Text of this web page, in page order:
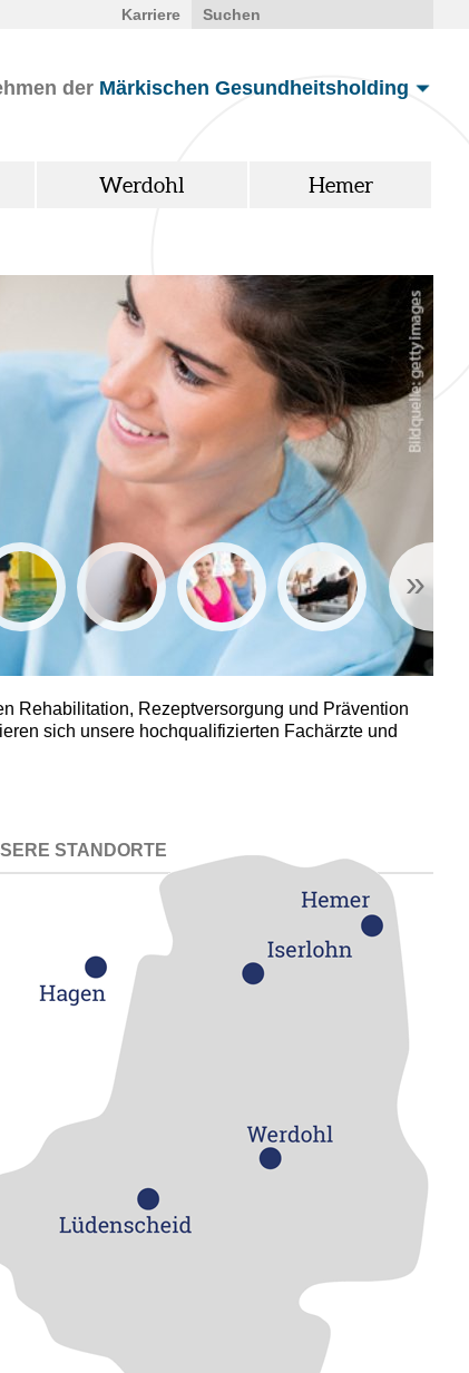
Karriere
der Märkischen Gesundheitsholding
Werdohl Hemer
So
Weg
»
Rehabilitation, Rezeptversorgung und Prävention
sich unsere hochqualifizierten Fachärzte und
STANDORTE